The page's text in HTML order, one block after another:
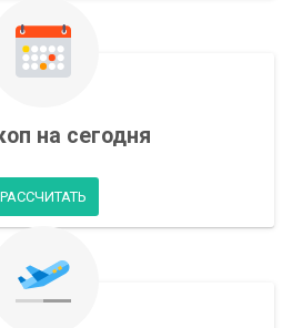
на сегодня
РАССЧИТАТЬ